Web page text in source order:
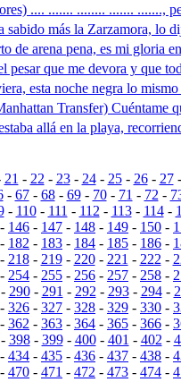
.... ....... ........ ....... .......,
más la Zarzamora, lo
de arena pena, es mi gloria
que me devora y que
esta noche negra lo
Transfer) Cuéntame
allá en la playa,
21 - 22 - 23- 24- 25- 26- 27-
- 67- 68- 69- 70- 71 - 72 -
- 110- 111 - 112 - 113- 114-
- 146 - 147 - 148 - 149 - 150 -
- 182 - 183 - 184 - 185 - 186 -
218- 219- 220- 221 - 222 -
- 254 - 255 - 256 - 257 - 258 -
290- 291 - 292 - 293- 294-
- 326 - 327 - 328 - 329 - 330 -
- 362 - 363 - 364 - 365 - 366 -
398- 399- 400- 401 - 402 -
- 434 - 435 - 436 - 437 - 438 -
- 470 - 471 - 472 - 473 - 474 -